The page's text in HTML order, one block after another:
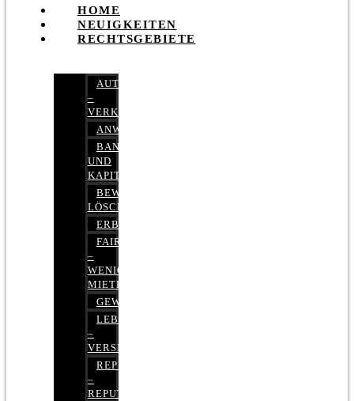
HOME
NEUIGKEITEN
RECHTSGEBIETE
AUTOBETRUG
–
VERKEHRSRECHT
ANWALTSHAFTUNGSRECHT
BANK-
UND
KAPITALMARKTRECHT
BEWERTUNGEN
LÖSCHEN
ERBRECHT
FAIRMIETEN
–
WENIGER
MIETE
GEWERBERECHT
LEBENSVERSICHERUNG
–
VERSICHERUNGSRECHT
REPUTATIONSRECHT
–
REPUTATIONSMANAGEMENT